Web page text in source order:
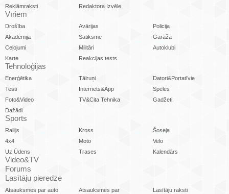
Reklāmraksti
Redaktora Izvēle
Vīriem
Drošība Avārijas
Policija
Akadēmija
Satiksme
Garāžā
Ceļojumi
Militāri
Autoklubi
Karte
Reakcijas tests
Tehnoloģijas
Enerģētika Tālruņi
Datori&Portatīvie
Testi
Internets&App
Spēles
Foto&Video
TV&Cita Tehnika
Gadžeti
Dažādi
Sports
Rallijs Kross
Šoseja
4x4
Moto
Velo
Uz Ūdens
Trases Kalendārs
Video&TV
Forums
Lasītāju pieredze
Atsauksmes par auto
Atsauksmes par
Lasītāju raksti